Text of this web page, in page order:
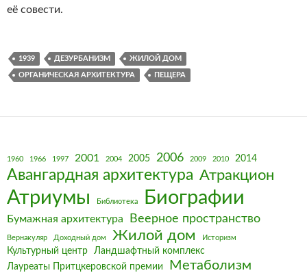
её совести.
1939 ДЕЗУРБАНИЗМ ЖИЛОЙ ДОМ
ОРГАНИЧЕСКАЯ АРХИТЕКТУРА ПЕЩЕРА
1960 1966 1997 2001 2004 2005 2006 2009 2010 2014
Авангардная архитектура Атракцион
Атриумы Библиотека Биографии
Бумажная архитектура Веерное пространство
Вернакуляр Доходный дом Жилой дом Историзм
Культурный центр
Ландшафтный комплекс
Лауреаты Притцкеровской премии
Метаболизм